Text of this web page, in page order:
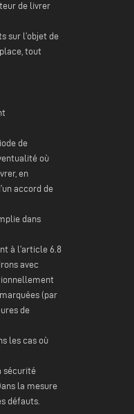
de livrer
sur l’objet de
tout
de
où
en
accord de
dans
à l’article 6.8
avec
(par
de
les cas où
sécurité
la mesure
défauts.